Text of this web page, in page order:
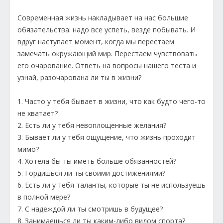
Современная жизнь накладывает на нас большие
обяза­тельства: надо все успеть, везде побывать. И
вдруг насту­пает момент, когда мы перестаем
замечать окружающий мир. Перестаем чувствовать
его очарование. Ответь на воп­росы нашего теста и
узнай, разочарована ли ты в жизни?
1. Часто у тебя бывает в жизни, что как будто чего-то
не хватает?
2. Есть ли у тебя невоплощенные желания?
3. Бывает ли у тебя ощущение, что жизнь проходит
мимо?
4. Хотела бы ты иметь больше обязанностей?
5. Гордишься ли ты своими достижениями?
6. Есть ли у тебя таланты, которые ты не используешь
в полной мере?
7. С надеждой ли ты смотришь в будущее?
8. Занимаешься ли ты каким-либо видом спорта?